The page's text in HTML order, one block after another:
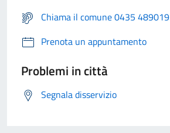
Chiama il comune 0435 489019
Prenota un appuntamento
Problemi in città
Segnala disservizio